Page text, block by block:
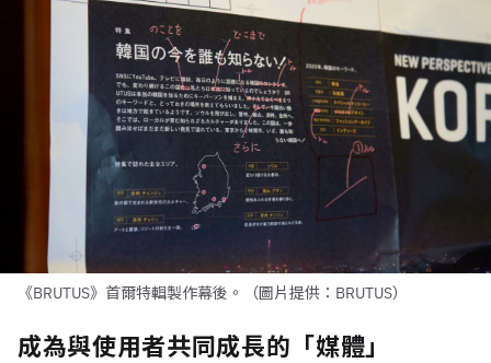
《BRUTUS》首爾特輯製作幕後。（圖片提供：BRUTUS）
成為與使用者共同成長的「媒體」